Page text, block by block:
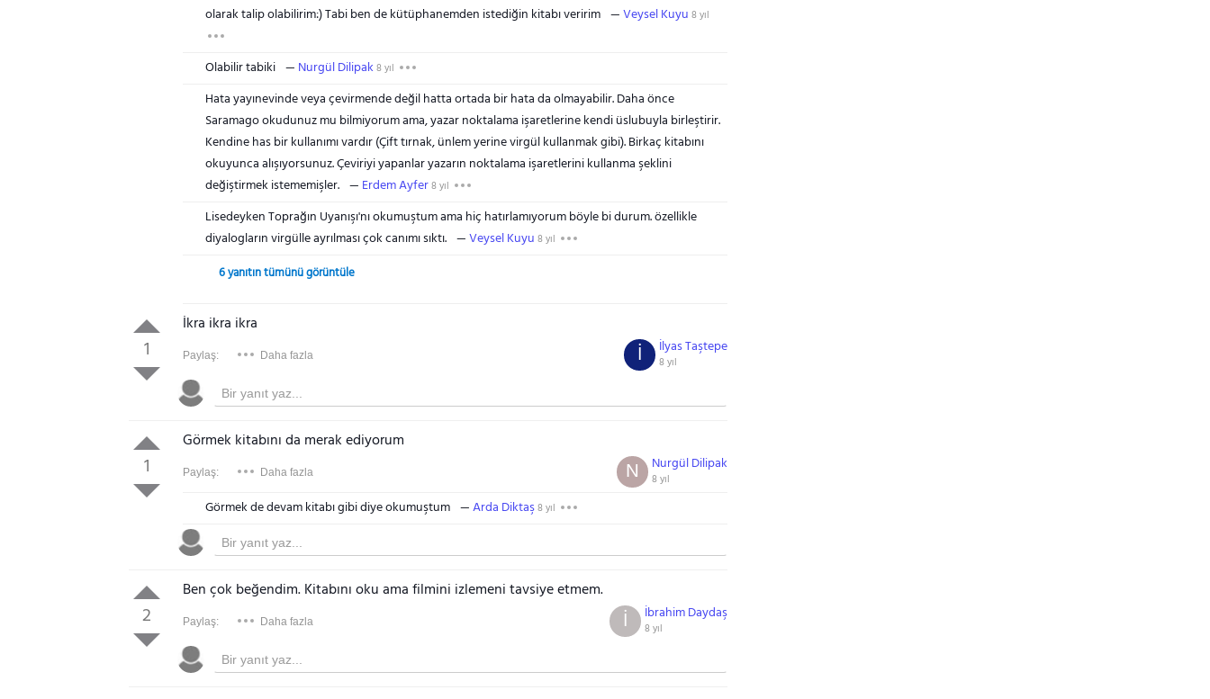
olarak talip olabilirim:) Tabi ben de kütüphanemden istediğin kitabı veririm
Veysel Kuyu 8 yıl
Olabilir tabiki Nurgül Dilipak 8 yıl
Hata yayınevinde veya çevirmende değil hatta ortada bir hata da olmayabilir. Daha önce
Saramago okudunuz mu bilmiyorum ama, yazar noktalama işaretlerine kendi üslubuyla birleştirir.
Kendine has bir kullanımı vardır (Çift tırnak, ünlem yerine virgül kullanmak gibi). Birkaç kitabını
okuyunca alışıyorsunuz. Çeviriyi yapanlar yazarın noktalama işaretlerini kullanma şeklini
değiştirmek istememişler.
Erdem Ayfer8 yıl
Lisedeyken Toprağın Uyanışı'nı okumuştum ama hiç hatırlamıyorum böyle bi durum. özellikle
diyalogların virgülle ayrılması çok canımı sıktı.
Veysel Kuyu 8 yıl
6 yanıtın tümünü görüntüle
1
İkra ikra ikra
Paylaş: Daha fazla İlyas Taştepe
8 yıl
İ
1
Görmek kitabını da merak ediyorum
Paylaş: Daha fazla Nurgül Dilipak
8 yıl
N
Görmek de devam kitabı gibi diye okumuştum Arda Diktaş8 yıl
2
Ben çok beğendim. Kitabını oku ama filmini izlemeni tavsiye etmem.
Paylaş: Daha fazla İbrahim Daydaş
8 yıl
İ